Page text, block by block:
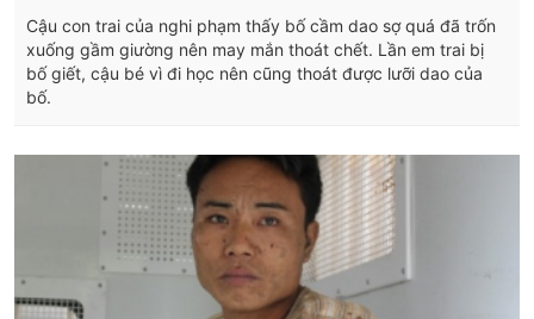
Cậu con trai của nghi phạm thấy bố cầm dao sợ quá đã trốn
xuống gầm giường nên may mắn thoát chết. Lần em trai bị
bố giết, cậu bé vì đi học nên cũng thoát được lưỡi dao của
bố.